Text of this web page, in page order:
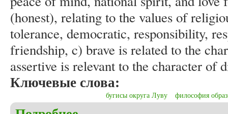
(honest), relating to the values of
tolerance, democratic, responsibility,
friendship, c) brave is related to the
assertive is relevant to the character of
Ключевые слова:
бугисы округа Луву философия